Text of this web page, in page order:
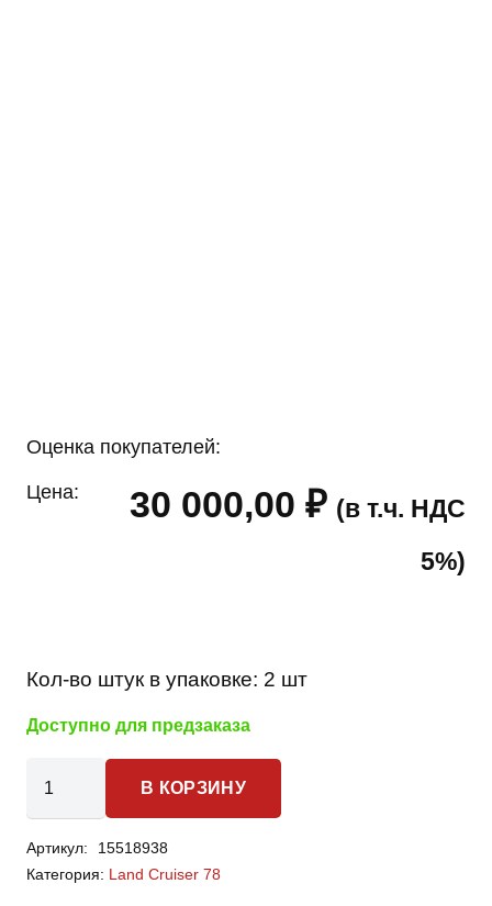
Оценка покупателей:
Цена: 30 000,00 ₽ (в т.ч. НДС
5%)
Кол-во штук в упаковке: 2 шт
Доступно для предзаказа
товара
Land
Cruiser
В КОРЗИНУ
Артикул:
15518938
Категория: Land Cruiser 78